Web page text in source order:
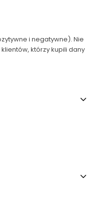
i negatywne). Nie
którzy kupili dany